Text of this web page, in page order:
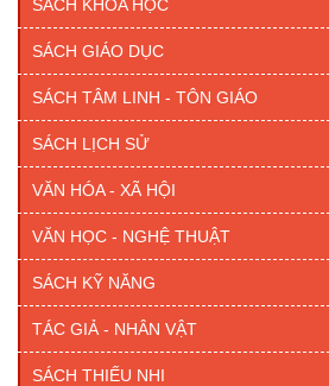
SÁCH KHOA HỌC
SÁCH GIÁO DỤC
SÁCH TÂM LINH - TÔN GIÁO
SÁCH LỊCH SỬ
VĂN HÓA - XÃ HỘI
VĂN HỌC - NGHỆ THUẬT
SÁCH KỸ NĂNG
TÁC GIẢ - NHÂN VẬT
SÁCH THIẾU NHI